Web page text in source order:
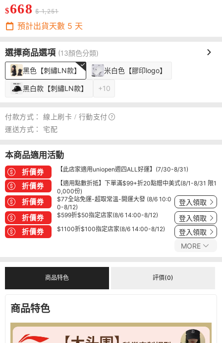
$668 $ 1,251
預計出貨天數 5 天
選擇商品選項 (13顏色分類)
黑色【刺繡LN款】 米白色【膠印logo】
黑白款【刺繡LN款】 +10
付款方式： 線上刷卡 / 行動支付
運送方式：
宅配
本商品適用活動
折價券 【此店家適用uniopen週四ALL好運】(7/30-8/31)
折價券
【適用點數折抵】下單滿$99+折20點贈中美式(8/1-8/31 限1
0,000份)
折價券
$77全站免運-超取常溫-開運大發 (8/6 10:0
0-8/12)
登入領取
折價券 $599折$50指定店家(8/6 14:00-8/12) 登入領取
折價券 $1100折$100指定店家(8/6 14:00-8/12) 登入領取
MORE
商品特色 評價(0)
商品特色